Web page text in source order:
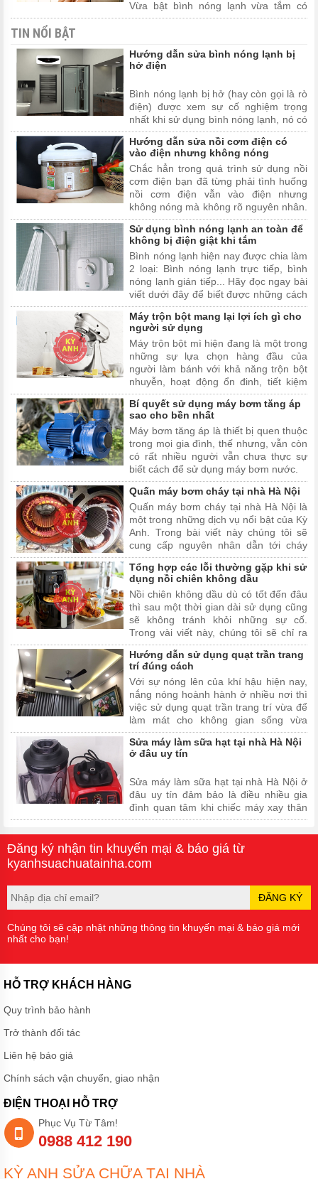
Vừa bật bình nóng lạnh vừa tắm có
sao không?, đang là câu hỏi được
trở lạnh, nhu cầu sử dụng bình nóng
lạnh ngày càng tăng. Để giải đáp thắc
TIN NỔI BẬT
Hướng dẫn sửa bình nóng lạnh bị
hở điện
Bình nóng lạnh bị hở (hay còn gọi là rò
điện) được xem sự cố nghiệm trọng
nhất khi sử dụng bình nóng lạnh, nó có
thể gây ảnh trưởng trực tiếp đến tính
mạng người sử dụng nếu như không
được phát hiện và sửa chữa kịp thời.
Trong bài viết dướ...
Hướng dẫn sửa nồi cơm điện có
vào điện nhưng không nóng
Chắc hẳn trong quá trình sử dụng nồi
cơm điện bạn đã từng phải tình huống
nồi cơm điện vẫn vào điện nhưng
không nóng mà không rõ nguyên nhân.
Vậy hãy để, Kỳ Anh Sửa Chữa Tại Nhà
hướng dẫn bạn sửa nồi cơm điện có
vào điện nhưng không nóng không tại
nhà.
Sử dụng bình nóng lạnh an toàn để
không bị điện giật khi tắm
Bình nóng lạnh hiện nay được chia làm
2 loại: Bình nóng lạnh trực tiếp, bình
nóng lạnh gián tiếp... Hãy đọc ngay bài
viết dưới đây để biết được những cách
sử dụng bình nóng lạnh an toàn nhất
cho bạn và gia đình nhé!
Máy trộn bột mang lại lợi ích gì cho
người sử dụng
Máy trộn bột mì hiện đang là một trong
những sự lựa chọn hàng đầu của
người làm bánh với khả năng trộn bột
nhuyễn, hoạt động ổn đinh, tiết kiệm
thời gian, đảm bảo an toàn vệ sinh
thực phẩm
Bí quyết sử dụng máy bơm tăng áp
sao cho bền nhất
Máy bơm tăng áp là thiết bị quen thuộc
trong mọi gia đình, thế nhưng, vẫn còn
có rất nhiều người vẫn chưa thực sự
biết cách để sử dụng máy bơm nước.
Quấn máy bơm cháy tại nhà Hà Nội
Quấn máy bơm cháy tại nhà Hà Nội là
một trong những dịch vụ nổi bật của Kỳ
Anh. Trong bài viết này chúng tôi sẽ
cung cấp nguyên nhân dẫn tới cháy
máy bơm
Tổng hợp các lỗi thường gặp khi sử
dụng nồi chiên không dầu
Nồi chiên không dầu dù có tốt đến đâu
thì sau một thời gian dài sử dụng cũng
sẽ không tránh khỏi những sự cố.
Trong vài viết này, chúng tôi sẽ chỉ ra
những vấn đề thường gặp khi sử dụng
nồi chiên không dầu để bạn tìm hiểu và
có cách khắc phục.
Hướng dẫn sử dụng quạt trần trang
trí đúng cách
Với sự nóng lên của khí hậu hiện nay,
nắng nóng hoành hành ở nhiều nơi thì
việc sử dụng quạt trần trang trí vừa để
làm mát cho không gian sống vừa
trang trí cho ngôi nhà của bạn.
Sửa máy làm sữa hạt tại nhà Hà Nội
ở đâu uy tín
Sửa máy làm sữa hạt tại nhà Hà Nội ở
đâu uy tín đảm bảo là điều nhiều gia
đình quan tâm khi chiếc máy xay thân
thuộc tự dưng bị hư hỏng, trục trặc. Bài
viết dưới đây sẽ cung cấp thông tin về
địa chỉ sửa máy làm sữa hạt uy tín với
đội ngũ kỹ thuậ...
Đăng ký nhận tin khuyến mại & báo giá từ
kyanhsuachuatainha.com
ĐĂNG KÝ
Chúng tôi sẽ cập nhật những thông tin khuyến mại & báo giá mới
nhất cho bạn!
HỖ TRỢ KHÁCH HÀNG
Quy trình bảo hành
Trở thành đối tác
Liên hệ báo giá
Chính sách vận chuyển, giao nhận
ĐIỆN THOẠI HỖ TRỢ
Phục Vụ Từ Tâm!
0988 412 190
KỲ ANH SỬA CHỮA TẠI NHÀ